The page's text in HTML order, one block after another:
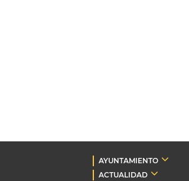
AYUNTAMIENTO
ACTUALIDAD